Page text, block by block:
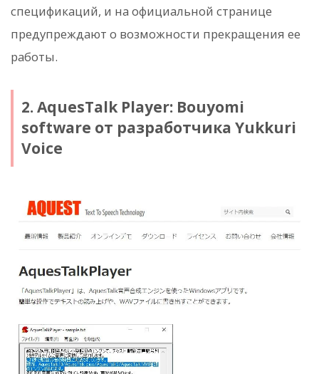
спецификаций, и на официальной странице
предупреждают о возможности прекращения ее
работы.
2. AquesTalk Player: Bouyomi
software от разработчика Yukkuri
Voice